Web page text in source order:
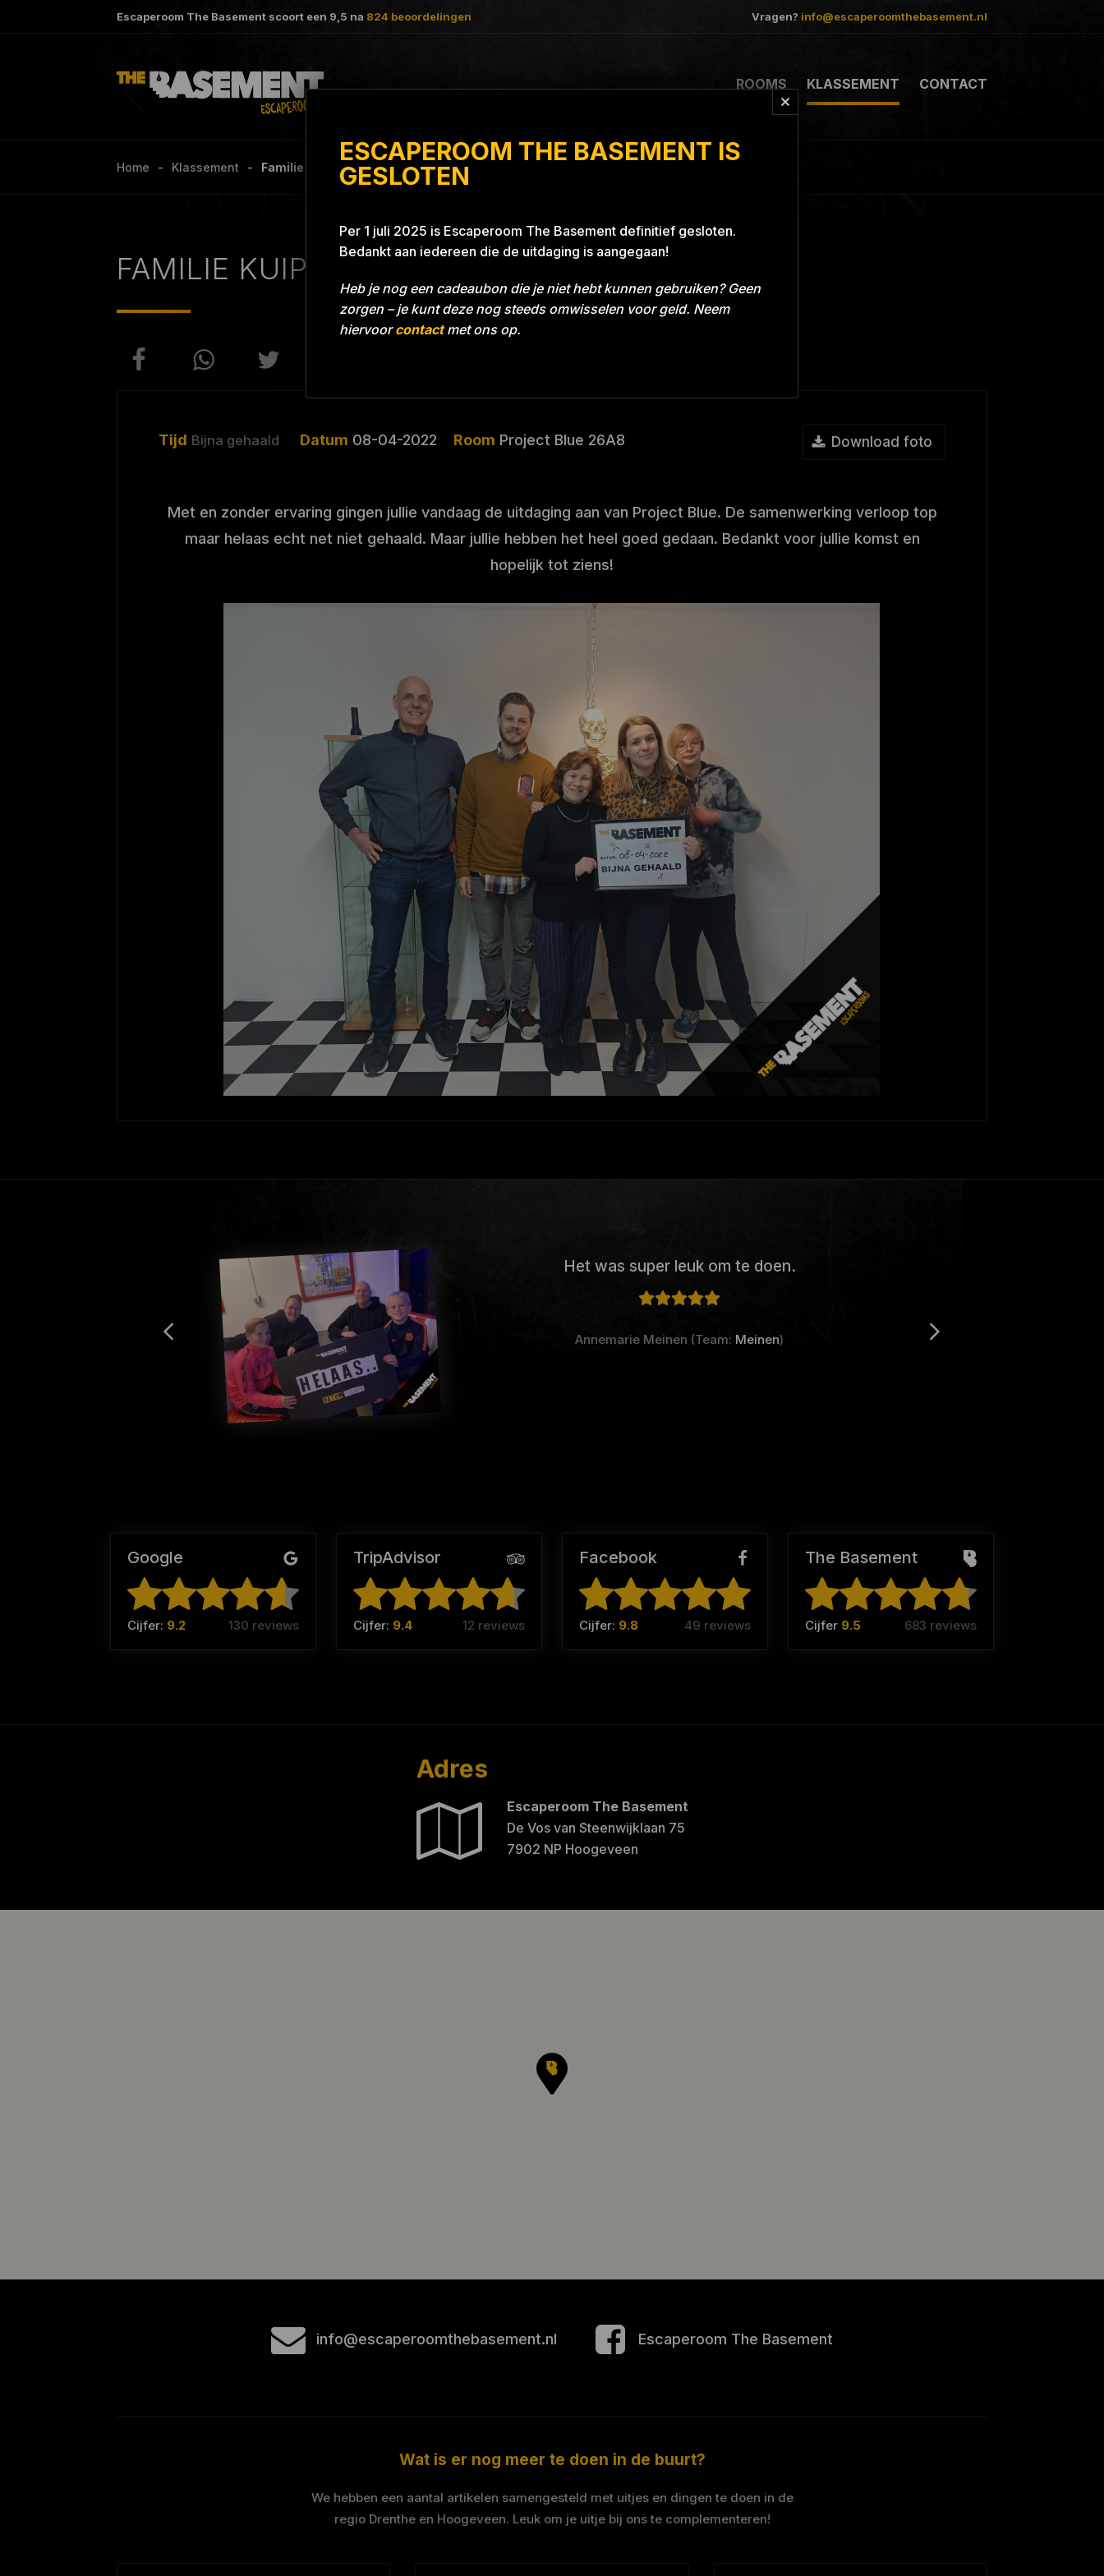
ESCAPEROOM THE BASEMENT IS
GESLOTEN
Per 1 juli 2025 is Escaperoom The Basement definitief gesloten.
Bedankt aan iedereen die de uitdaging is aangegaan!
Heb je nog een cadeaubon die je niet hebt kunnen gebruiken? Geen
zorgen – je kunt deze nog steeds omwisselen voor geld. Neem
hiervoorcontactmet ons op.
Escaperoom The Basement scoort een 9,5 na 824 beoordelingen Vragen? info@escaperoomthebasement.nl
ROOMS KLASSEMENT CONTACT
Home Klassement Familie Kuipers Project Blue 26A8
FAMILIE KUIPERS
Tijd Bijna gehaald Datum 08-04-2022 Room Project Blue 26A8 Download foto
Met en zonder ervaring gingen jullie vandaag de uitdaging aan van Project Blue. De samenwerking verloop top
maar helaas echt net niet gehaald. Maar jullie hebben het heel goed gedaan. Bedankt voor jullie komst en
hopelijk tot ziens!
Het was super leuk om te doen.
Annemarie Meinen (Team: Meinen)
Google
Cijfer: 9.2 130 reviews
TripAdvisor
Cijfer: 9.4 12 reviews
Facebook
Cijfer: 9.8 49 reviews
The Basement
Cijfer 9.5 683 reviews
Adres
Escaperoom The Basement
De Vos van Steenwijklaan 75
7902 NP Hoogeveen
info@escaperoomthebasement.nl Escaperoom The Basement
Wat is er nog meer te doen in de buurt?
We hebben een aantal artikelen samengesteld met uitjes en dingen te doen in de
regio Drenthe en Hoogeveen. Leuk om je uitje bij ons te complementeren!